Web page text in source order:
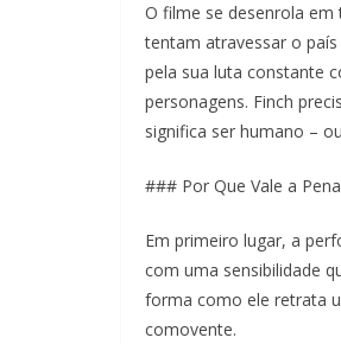
O filme se desenrola
tentam atravessar o
pela sua luta constante
personagens. Finch
significa ser humano –
### Por Que Vale a
Em primeiro lugar, a
com uma sensibilidade
forma como ele retrata
comovente.